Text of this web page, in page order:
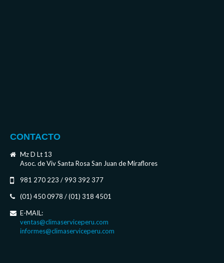
CONTACTO
Mz D Lt 13
Asoc. de Viv Santa Rosa San Juan de Miraflores
981 270 223 / 993 392 377
(01) 450 0978 / (01) 318 4501
E-MAIL:
ventas@climaserviceperu.com
informes@climaserviceperu.com